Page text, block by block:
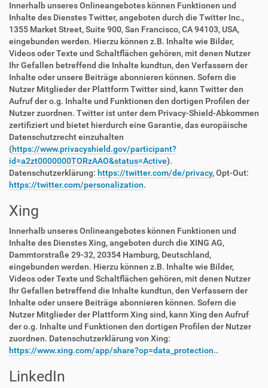
Innerhalb unseres Onlineangebotes können Funktionen und
Inhalte des Dienstes Twitter, angeboten durch die Twitter Inc.,
1355 Market Street, Suite 900, San Francisco, CA 94103, USA,
eingebunden werden. Hierzu können z.B. Inhalte wie Bilder,
Videos oder Texte und Schaltflächen gehören, mit denen Nutzer
Ihr Gefallen betreffend die Inhalte kundtun, den Verfassern der
Inhalte oder unsere Beiträge abonnieren können. Sofern die
Nutzer Mitglieder der Plattform Twitter sind, kann Twitter den
Aufruf der o.g. Inhalte und Funktionen den dortigen Profilen der
Nutzer zuordnen. Twitter ist unter dem Privacy-Shield-Abkommen
zertifiziert und bietet hierdurch eine Garantie, das europäische
Datenschutzrecht einzuhalten
(https://www.privacyshield.gov/participant?
id=a2zt0000000TORzAAO&status=Active).
Datenschutzerklärung: https://twitter.com/de/privacy, Opt-Out:
https://twitter.com/personalization.
Xing
Innerhalb unseres Onlineangebotes können Funktionen und
Inhalte des Dienstes Xing, angeboten durch die XING AG,
Dammtorstraße 29-32, 20354 Hamburg, Deutschland,
eingebunden werden. Hierzu können z.B. Inhalte wie Bilder,
Videos oder Texte und Schaltflächen gehören, mit denen Nutzer
Ihr Gefallen betreffend die Inhalte kundtun, den Verfassern der
Inhalte oder unsere Beiträge abonnieren können. Sofern die
Nutzer Mitglieder der Plattform Xing sind, kann Xing den Aufruf
der o.g. Inhalte und Funktionen den dortigen Profilen der Nutzer
zuordnen. Datenschutzerklärung von Xing:
https://www.xing.com/app/share?op=data_protection..
LinkedIn